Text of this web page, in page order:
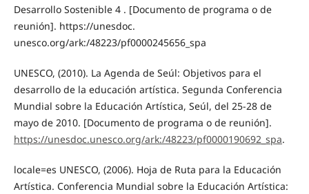
Desarrollo Sostenible 4 . [Documento de programa o de
reunión]. https://unesdoc.
unesco.org/ark:/48223/pf0000245656_spa
UNESCO, (2010). La Agenda de Seúl: Objetivos para el
desarrollo de la educación artística. Segunda Conferencia
Mundial sobre la Educación Artística, Seúl, del 25-28 de
mayo de 2010. [Documento de programa o de reunión].
https://unesdoc.unesco.org/ark:/48223/pf0000190692_spa.
locale=es UNESCO, (2006). Hoja de Ruta para la Educación
Artística. Conferencia Mundial sobre la Educación Artística: